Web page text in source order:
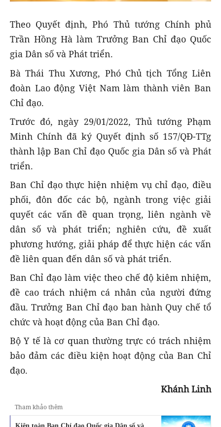
Theo Quyết định, Phó Thủ tướng Chính phủ
Trần Hồng Hà làm Trưởng Ban Chỉ đạo Quốc
gia Dân số và Phát triển.
Bà Thái Thu Xương, Phó Chủ tịch Tổng Liên
đoàn Lao động Việt Nam làm thành viên Ban
Chỉ đạo.
Trước đó, ngày 29/01/2022, Thủ tướng Phạm
Minh Chính đã ký Quyết định số 157/QĐ-TTg
thành lập Ban Chỉ đạo Quốc gia Dân số và Phát
triển.
Ban Chỉ đạo thực hiện nhiệm vụ chỉ đạo, điều
phối, đôn đốc các bộ, ngành trong việc giải
quyết các vấn đề quan trọng, liên ngành về
dân số và phát triển; nghiên cứu, đề xuất
phương hướng, giải pháp để thực hiện các vấn
đề liên quan đến dân số và phát triển.
Ban Chỉ đạo làm việc theo chế độ kiêm nhiệm,
đề cao trách nhiệm cá nhân của người đứng
đầu. Trưởng Ban Chỉ đạo ban hành Quy chế tổ
chức và hoạt động của Ban Chỉ đạo.
Bộ Y tế là cơ quan thường trực có trách nhiệm
bảo đảm các điều kiện hoạt động của Ban Chỉ
đạo.
Khánh Linh
Tham khảo thêm